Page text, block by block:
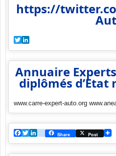
https://
Twitter
Annuaire
diplômés d’Etat
www.carre-expert-auto.org
Facebook
TwitterLinkedIn
viadeo
Share Post